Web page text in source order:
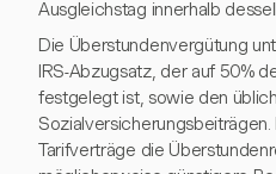
Ausgleichstag innerhalb
Die Überstundenvergütung
IRS-Abzugsatz, der auf 50%
festgelegt ist, sowie den
Sozialversicherungsbeiträgen.
Tarifverträge die